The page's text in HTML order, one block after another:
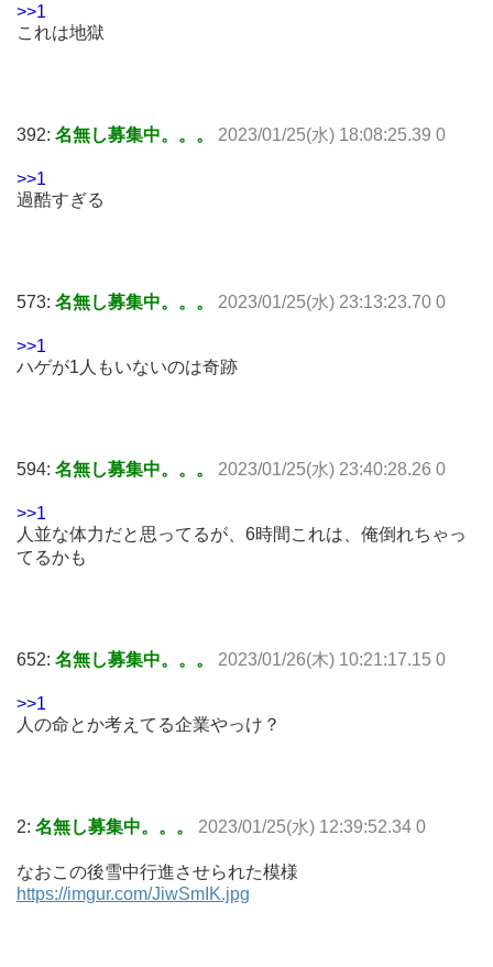
>>1
これは地獄
392: 名無し募集中。。。 2023/01/25(水) 18:08:25.39 0
>>1
過酷すぎる
573: 名無し募集中。。。 2023/01/25(水) 23:13:23.70 0
>>1
ハゲが1人もいないのは奇跡
594: 名無し募集中。。。 2023/01/25(水) 23:40:28.26 0
>>1
人並な体力だと思ってるが、6時間これは、俺倒れちゃっ
てるかも
652: 名無し募集中。。。 2023/01/26(木) 10:21:17.15 0
>>1
人の命とか考えてる企業やっけ？
2: 名無し募集中。。。 2023/01/25(水) 12:39:52.34 0
なおこの後雪中行進させられた模様
https://imgur.com/JiwSmIK.jpg